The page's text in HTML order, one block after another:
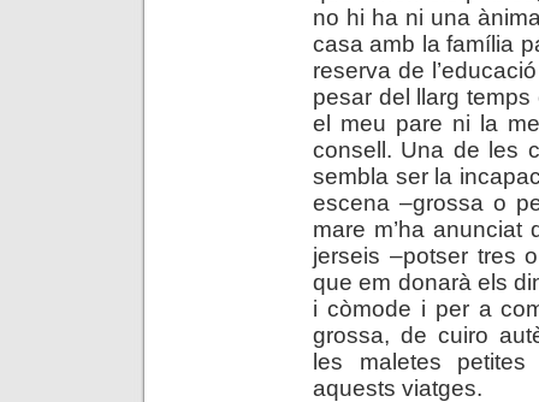
no hi ha ni una
casa amb la família
reserva de
pesar del llarg
el meu pare ni la
consell. Una de les
sembla ser la
escena –grossa o
mare m’ha
jerseis –potser tres
que em donarà els
i còmode i per a
grossa, de cuiro
les maletes
aquests viatges.